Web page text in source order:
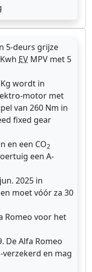
5-deurs grijze
EV MPV met 5
wordt in
motor met
van 260 Nm in
fixed gear
en een CO2
een A-
2025 in
moet vóór za 30
Romeo voor het
De Alfa Romeo
-verzekerd en mag